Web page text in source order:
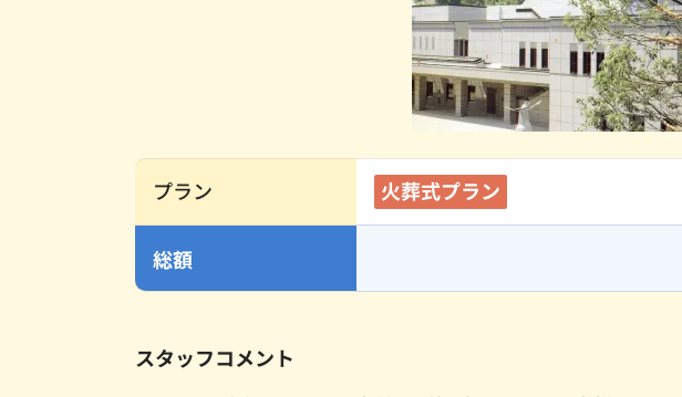
プラン 火葬式プラン
総額
スタッフコメント